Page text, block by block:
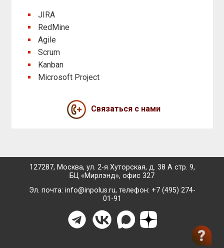
JIRA
RedMine
Agile
Scrum
Kanban
Microsoft Project
Связаться с нами
127287, Москва, ул. 2-я Хуторская, д. 38 А стр. 9,
БЦ «Мирлэнд», офис 327
Эл. почта: info@inpolus.ru, телефон: +7 (495) 274-
01-91